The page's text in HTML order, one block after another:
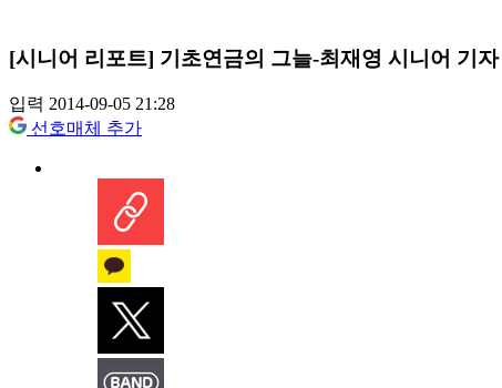
[시니어 리포트] 기초연금의 그늘-최재영 시니어 기자
입력 2014-09-05 21:28
선호매체 추가